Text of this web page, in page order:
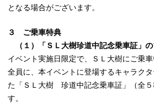
となる場合がございます。
３ ご乗車特典
（１）「ＳＬ大樹珍道中記念乗車証」の
イベント実施日限定で、ＳＬ大樹にご乗
全員に、本イベントに登場するキャラク
た「ＳＬ大樹 珍道中記念乗車証」（全５
す。